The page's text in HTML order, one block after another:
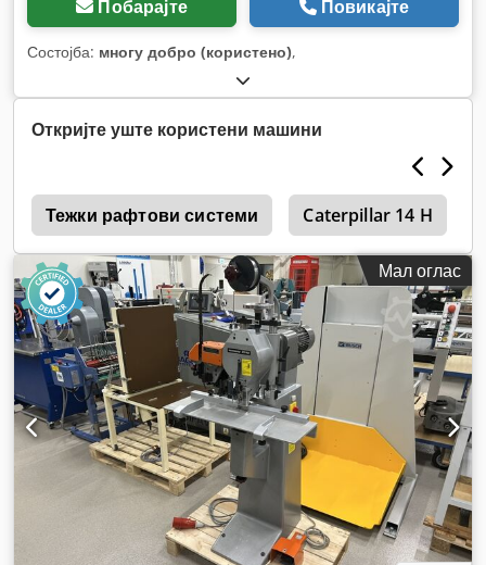
Побарајте Повикајте
Состојба: многу добро (користено),
Откријте уште користени машини
Тежки рафтови системи Caterpillar 14 H
Мал оглас